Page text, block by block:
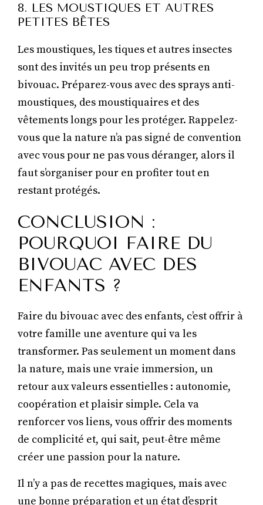
8. LES MOUSTIQUES ET AUTRES
PETITES BÊTES
Les moustiques, les tiques et autres insectes
sont des invités un peu trop présents en
bivouac. Préparez-vous avec des sprays anti-
moustiques, des moustiquaires et des
vêtements longs pour les protéger. Rappelez-
vous que la nature n’a pas signé de convention
avec vous pour ne pas vous déranger, alors il
faut s’organiser pour en profiter tout en
restant protégés.
CONCLUSION :
POURQUOI FAIRE DU
BIVOUAC AVEC DES
ENFANTS ?
Faire du bivouac avec des enfants, c’est offrir à
votre famille une aventure qui va les
transformer. Pas seulement un moment dans
la nature, mais une vraie immersion, un
retour aux valeurs essentielles : autonomie,
coopération et plaisir simple. Cela va
renforcer vos liens, vous offrir des moments
de complicité et, qui sait, peut-être même
créer une passion pour la nature.
Il n’y a pas de recettes magiques, mais avec
une bonne préparation et un état d’esprit